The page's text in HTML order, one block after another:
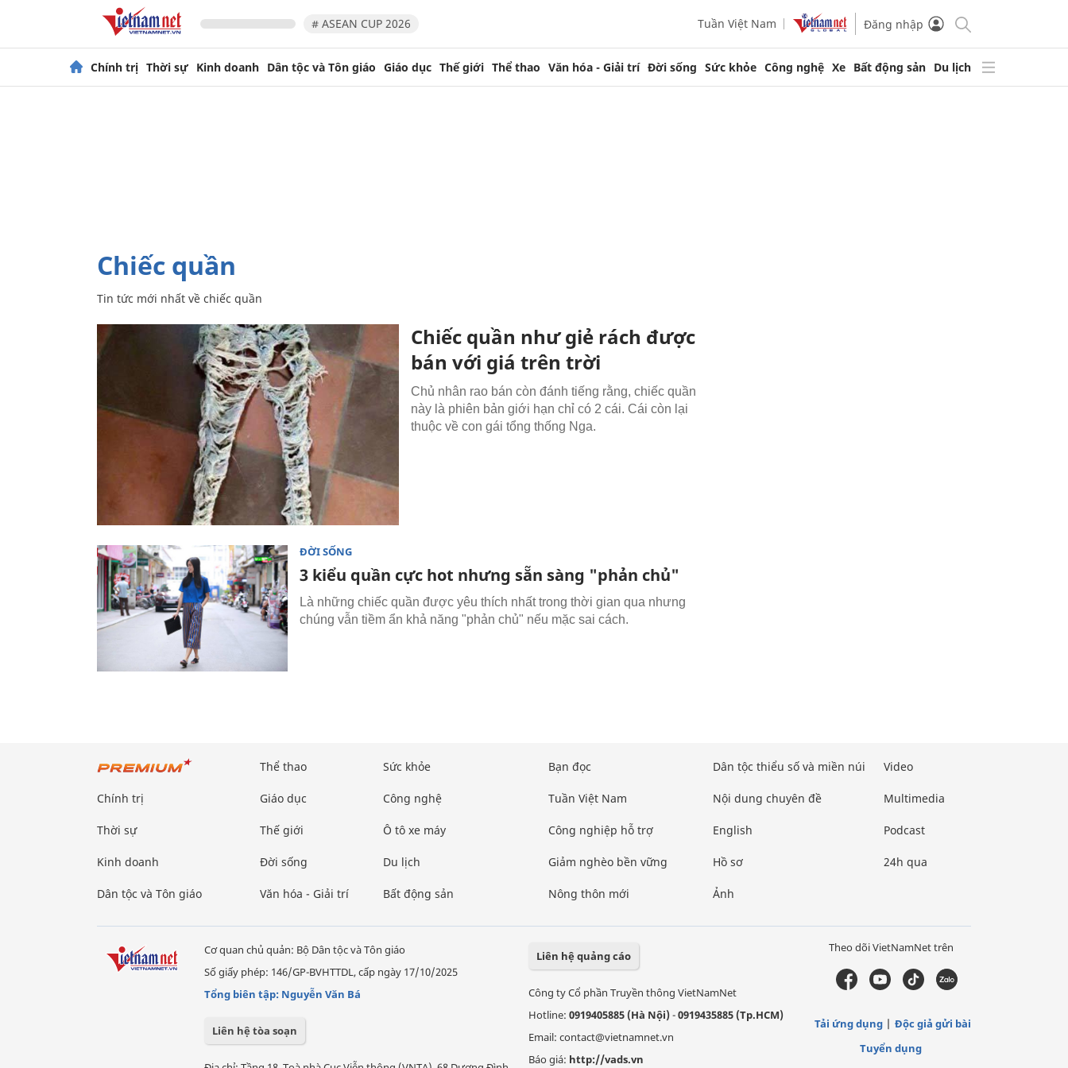
# ASEAN CUP 2026 Tuần Việt Nam Đăng nhập
Chính trị Thời sự Kinh doanh Dân tộc và Tôn giáo Giáo dục Thế giới Thể thao Văn hóa - Giải trí Đời sống Sức khỏe Công nghệ Xe Bất động sản Du lịch
chiếc quần
Tin tức mới nhất về chiếc quần
Chiếc quần như giẻ rách được
bán với giá trên trời
Chủ nhân rao bán còn đánh tiếng rằng, chiếc quần
này là phiên bản giới hạn chỉ có 2 cái. Cái còn lại
thuộc về con gái tổng thống Nga.
ĐỜI SỐNG
3 kiểu quần cực hot nhưng sẵn sàng "phản chủ"
Là những chiếc quần được yêu thích nhất trong thời gian qua nhưng
chúng vẫn tiềm ẩn khả năng "phản chủ" nếu mặc sai cách.
Chính trị
Thời sự
Kinh doanh
Dân tộc và Tôn giáo
Thể thao
Giáo dục
Thế giới
Đời sống
Văn hóa - Giải trí
Sức khỏe
Công nghệ
Ô tô xe máy
Du lịch
Bất động sản
Bạn đọc
Tuần Việt Nam
Công nghiệp hỗ trợ
Giảm nghèo bền vững
Nông thôn mới
Dân tộc thiểu số và miền núi
Nội dung chuyên đề
English
Hồ sơ
Ảnh
Video
Multimedia
Podcast
24h qua
Cơ quan chủ quản: Bộ Dân tộc và Tôn giáo
Số giấy phép: 146/GP-BVHTTDL, cấp ngày 17/10/2025
Tổng biên tập: Nguyễn Văn Bá
Liên hệ tòa soạn
Liên hệ quảng cáo
Công ty Cổ phần Truyền thông VietNamNet
Hotline: 0919405885 (Hà Nội)-0919435885 (Tp.HCM)
Email: contact@vietnamnet.vn
Báo giá: http://vads.vn
Theo dõi VietNamNet trên
Tải ứng dụng
Độc giả gửi bài
Tuyển dụng